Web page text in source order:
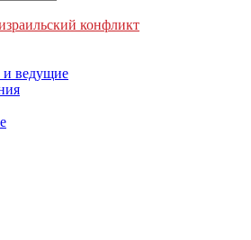
конфликт
ведущие